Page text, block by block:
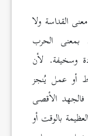
القداسة ولا
الحرب
وسخيفة. لأن
أو عمل يُنجز
الأقصى
بالوقت أو